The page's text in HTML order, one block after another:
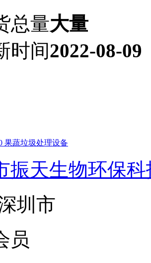
总量大量
时间2022-08-09
果蔬垃圾处理设备
振天生物环保
圳市
员